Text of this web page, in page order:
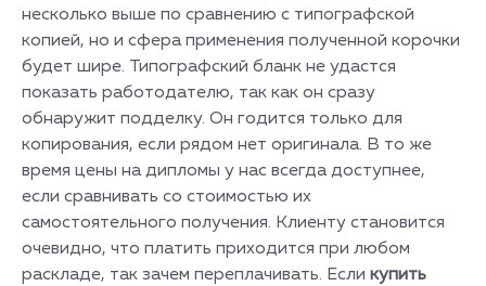
несколько выше по сравнению с типографской
копией, но и сфера применения полученной корочки
будет шире. Типографский бланк не удастся
показать работодателю, так как он сразу
обнаружит подделку. Он годится только для
копирования, если рядом нет оригинала. В то же
время цены на дипломы у нас всегда доступнее,
если сравнивать со стоимостью их
самостоятельного получения. Клиенту становится
очевидно, что платить приходится при любом
раскладе, так зачем переплачивать. Если купить